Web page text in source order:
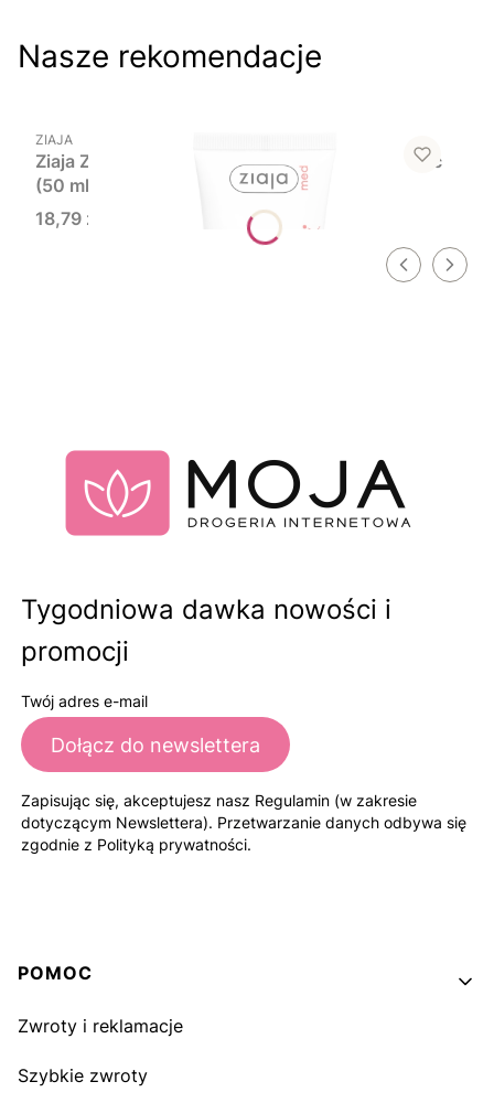
Nasze rekomendacje
PRODUCENT
ZIAJA
Ziaja ZiajaMed Kuracja PEPTYDowa krem na noc
(50 ml)
Cena
18,79 zł
Tygodniowa dawka nowości i
promocji
Twój adres e-mail
Dołącz do newslettera
Zapisując się, akceptujesz nasz Regulamin (w zakresie
dotyczącym Newslettera). Przetwarzanie danych odbywa się
zgodnie z Polityką prywatności.
Linki w stopce
POMOC
Zwroty i reklamacje
Szybkie zwroty